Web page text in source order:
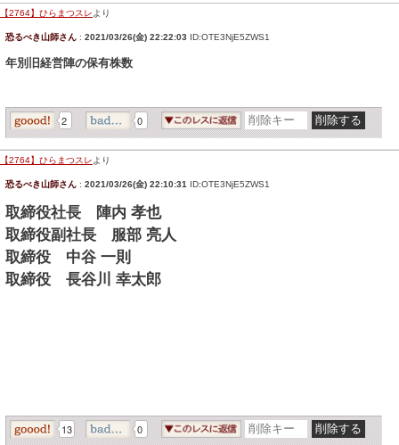
【2764】ひらまつスレ より
恐るべき山師さん : 2021/03/26(金) 22:22:03 ID:OTE3NjE5ZWS1
年別旧経営陣の保有株数
2 0
【2764】ひらまつスレ より
恐るべき山師さん : 2021/03/26(金) 22:10:31 ID:OTE3NjE5ZWS1
取締役社長 陣内 孝也
取締役副社長 服部 亮人
取締役 中谷 一則
取締役 長谷川 幸太郎
13 0